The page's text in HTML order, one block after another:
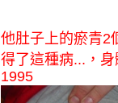
他肚子上的瘀青2
得了這種病...，
1995